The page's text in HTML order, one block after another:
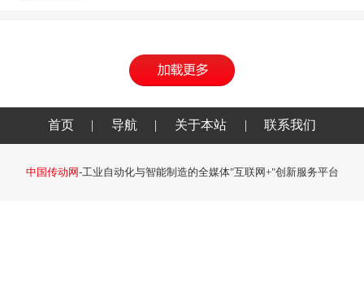
首页 | 导航 | 关于本站 | 联系我们
中国传动网-工业自动化与智能制造的全媒体"互联网+"创新服务平台